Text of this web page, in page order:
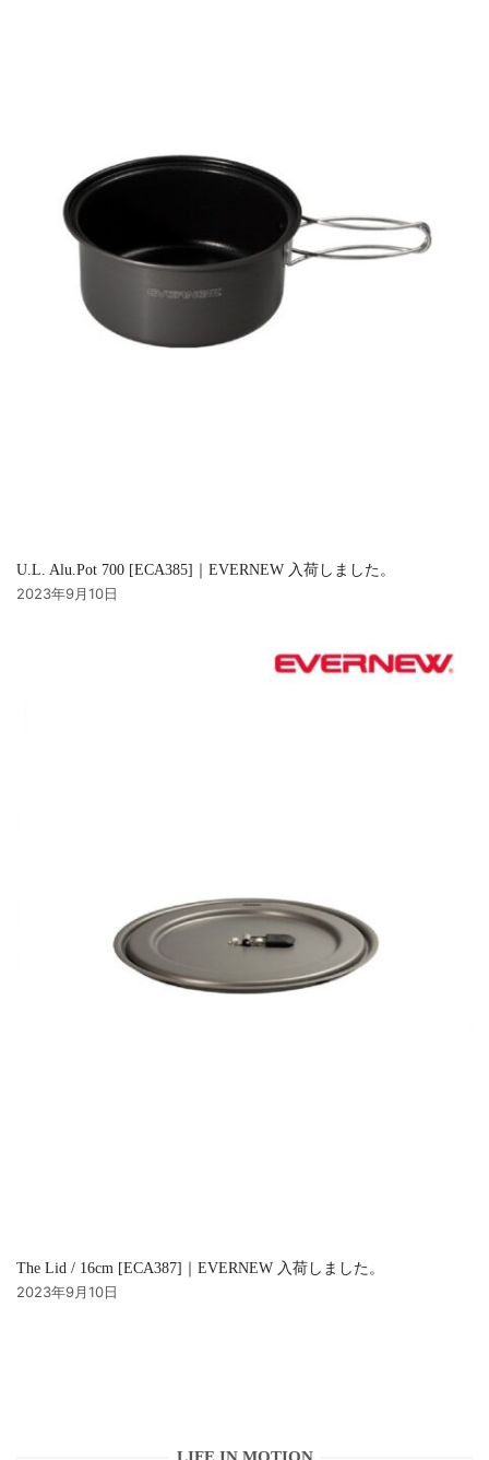
U.L. Alu.Pot 700 [ECA385]｜EVERNEW 入荷しました。
2023年9月10日
The Lid / 16cm [ECA387]｜EVERNEW 入荷しました。
2023年9月10日